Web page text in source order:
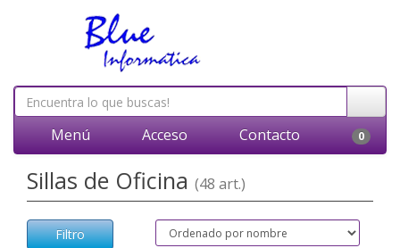
Menú Acceso Contacto 0
Sillas de Oficina (48 art.)
Filtro